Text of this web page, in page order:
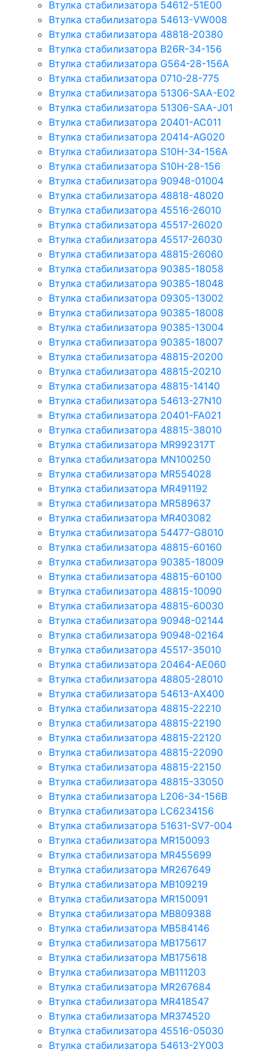
Втулка стабилизатора 54612-51E00
Втулка стабилизатора 54613-VW008
Втулка стабилизатора 48818-20380
Втулка стабилизатора B26R-34-156
Втулка стабилизатора G564-28-156A
Втулка стабилизатора 0710-28-775
Втулка стабилизатора 51306-SAA-E02
Втулка стабилизатора 51306-SAA-J01
Втулка стабилизатора 20401-AC011
Втулка стабилизатора 20414-AG020
Втулка стабилизатора S10H-34-156A
Втулка стабилизатора S10H-28-156
Втулка стабилизатора 90948-01004
Втулка стабилизатора 48818-48020
Втулка стабилизатора 45516-26010
Втулка стабилизатора 45517-26020
Втулка стабилизатора 45517-26030
Втулка стабилизатора 48815-26060
Втулка стабилизатора 90385-18058
Втулка стабилизатора 90385-18048
Втулка стабилизатора 09305-13002
Втулка стабилизатора 90385-18008
Втулка стабилизатора 90385-13004
Втулка стабилизатора 90385-18007
Втулка стабилизатора 48815-20200
Втулка стабилизатора 48815-20210
Втулка стабилизатора 48815-14140
Втулка стабилизатора 54613-27N10
Втулка стабилизатора 20401-FA021
Втулка стабилизатора 48815-38010
Втулка стабилизатора MR992317T
Втулка стабилизатора MN100250
Втулка стабилизатора MR554028
Втулка стабилизатора MR491192
Втулка стабилизатора MR589637
Втулка стабилизатора MR403082
Втулка стабилизатора 54477-G8010
Втулка стабилизатора 48815-60160
Втулка стабилизатора 90385-18009
Втулка стабилизатора 48815-60100
Втулка стабилизатора 48815-10090
Втулка стабилизатора 48815-60030
Втулка стабилизатора 90948-02144
Втулка стабилизатора 90948-02164
Втулка стабилизатора 45517-35010
Втулка стабилизатора 20464-AE060
Втулка стабилизатора 48805-28010
Втулка стабилизатора 54613-AX400
Втулка стабилизатора 48815-22210
Втулка стабилизатора 48815-22190
Втулка стабилизатора 48815-22120
Втулка стабилизатора 48815-22090
Втулка стабилизатора 48815-22150
Втулка стабилизатора 48815-33050
Втулка стабилизатора L206-34-156B
Втулка стабилизатора LC6234156
Втулка стабилизатора 51631-SV7-004
Втулка стабилизатора MR150093
Втулка стабилизатора MR455699
Втулка стабилизатора MR267649
Втулка стабилизатора MB109219
Втулка стабилизатора MR150091
Втулка стабилизатора MB809388
Втулка стабилизатора MB584146
Втулка стабилизатора MB175617
Втулка стабилизатора MB175618
Втулка стабилизатора MB111203
Втулка стабилизатора MR267684
Втулка стабилизатора MR418547
Втулка стабилизатора MR374520
Втулка стабилизатора 45516-05030
Втулка стабилизатора 54613-2Y003